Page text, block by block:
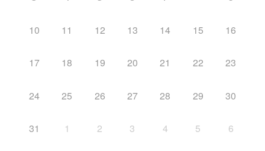
10 11 12 13 14 15 16
17 18 19 20 21 22 23
24 25 26 27 28 29 30
31 1 2 3 4 5 6